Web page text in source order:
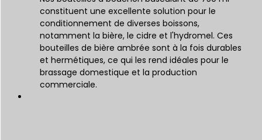
constituent une excellente solution pour le
conditionnement de diverses boissons,
notamment la bière, le cidre et l'hydromel. Ces
bouteilles de bière ambrée sont à la fois durables
et hermétiques, ce qui les rend idéales pour le
brassage domestique et la production
commerciale.